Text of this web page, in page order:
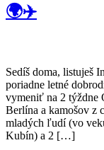
🌍✈️
Sedíš doma, listuješ
poriadne letné
vymeniť na 2 týždne
Berlína a kamošov z
mladých ľudí (vo
Kubín) a 2 […]